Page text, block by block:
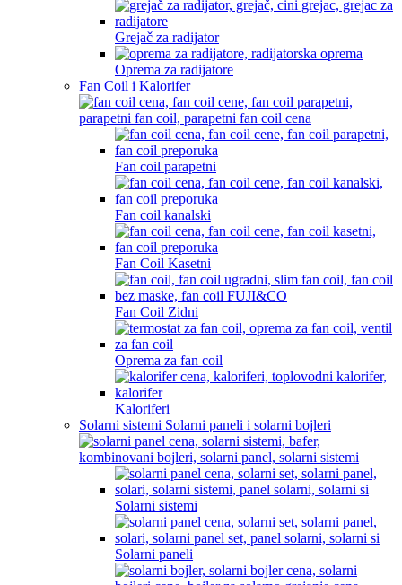
Grejač za radijator
Oprema za radijatore
Fan Coil i Kalorifer
Fan coil parapetni
Fan coil kanalski
Fan Coil Kasetni
Fan Coil Zidni
Oprema za fan coil
Kaloriferi
Solarni sistemi Solarni paneli i solarni bojleri
Solarni sistemi
Solarni paneli